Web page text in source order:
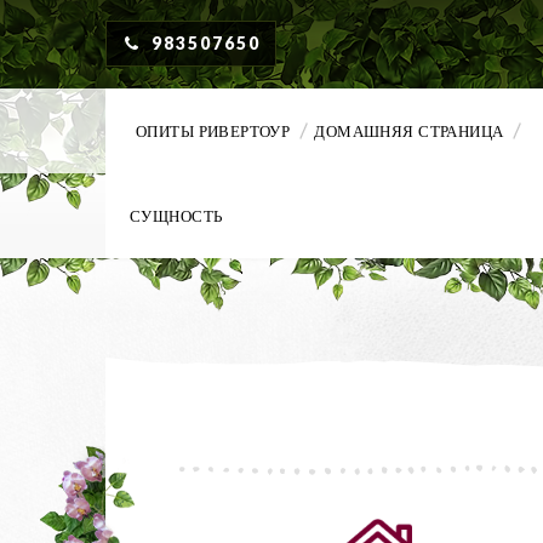
983507650
ОПИТЫ РИВЕРТОУР ДОМАШНЯЯ СТРАНИЦА
СУЩНОСТЬ